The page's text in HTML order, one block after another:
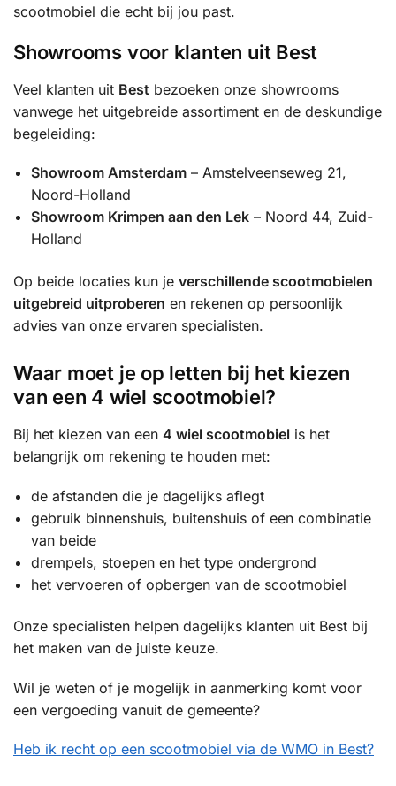
scootmobiel die echt bij jou past.
Showrooms voor klanten uit Best
Veel klanten uit Best bezoeken onze showrooms
vanwege het uitgebreide assortiment en de deskundige
begeleiding:
Showroom Amsterdam – Amstelveenseweg 21,
Noord-Holland
Showroom Krimpen aan den Lek – Noord 44, Zuid-
Holland
Op beide locaties kun je verschillende scootmobielen
uitgebreid uitproberen en rekenen op persoonlijk
advies van onze ervaren specialisten.
Waar moet je op letten bij het kiezen
van een 4 wiel scootmobiel?
Bij het kiezen van een 4 wiel scootmobiel is het
belangrijk om rekening te houden met:
de afstanden die je dagelijks aflegt
gebruik binnenshuis, buitenshuis of een combinatie
van beide
drempels, stoepen en het type ondergrond
het vervoeren of opbergen van de scootmobiel
Onze specialisten helpen dagelijks klanten uit Best bij
het maken van de juiste keuze.
Wil je weten of je mogelijk in aanmerking komt voor
een vergoeding vanuit de gemeente?
Heb ik recht op een scootmobiel via de WMO in Best?